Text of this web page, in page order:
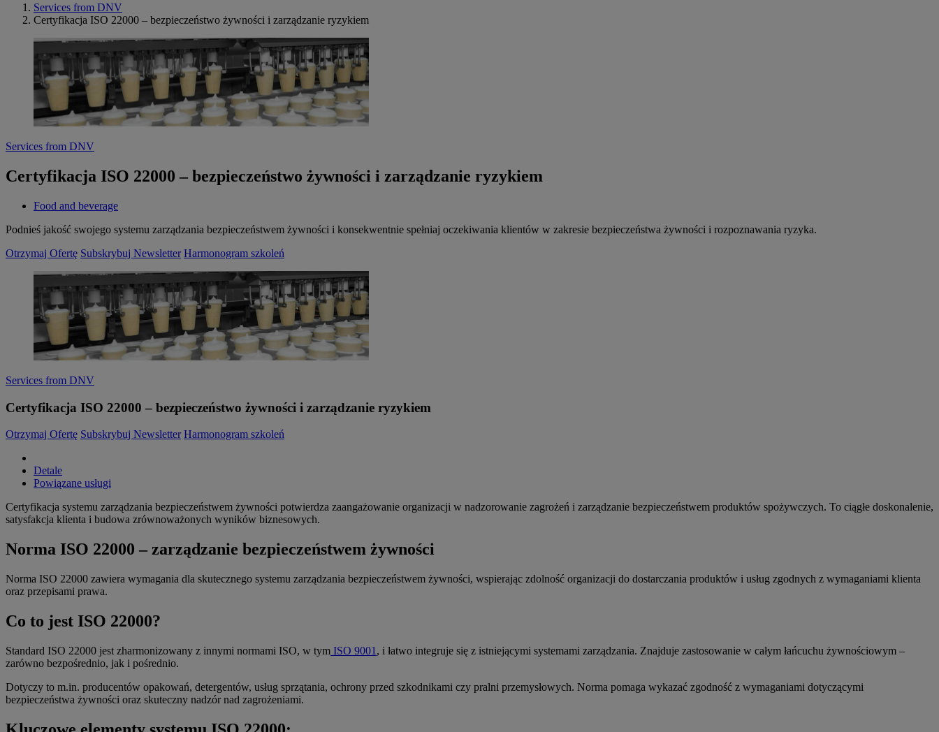
Services from DNV
Certyfikacja ISO 22000 – bezpieczeństwo żywności i zarządzanie ryzykiem
Services from DNV
Certyfikacja ISO 22000 – bezpieczeństwo żywności i zarządzanie ryzykiem
Food and beverage
Podnieś jakość swojego systemu zarządzania bezpieczeństwem żywności i konsekwentnie spełniaj oczekiwania klientów w zakresie bezpieczeństwa żywności i rozpoznawania ryzyka.
Otrzymaj Ofertę Subskrybuj Newsletter Harmonogram szkoleń
Services from DNV
Certyfikacja ISO 22000 – bezpieczeństwo żywności i zarządzanie ryzykiem
Otrzymaj Ofertę Subskrybuj Newsletter Harmonogram szkoleń
Detale
Powiązane usługi
Certyfikacja systemu zarządzania bezpieczeństwem żywności potwierdza zaangażowanie organizacji w nadzorowanie zagrożeń i zarządzanie bezpieczeństwem produktów spożywczych. To ciągłe doskonalenie,
satysfakcja klienta i budowa zrównoważonych wyników biznesowych.
Norma ISO 22000 – zarządzanie bezpieczeństwem żywności
Norma ISO 22000 zawiera wymagania dla skutecznego systemu zarządzania bezpieczeństwem żywności, wspierając zdolność organizacji do dostarczania produktów i usług zgodnych z wymaganiami klienta
oraz przepisami prawa.
Co to jest ISO 22000?
Standard ISO 22000 jest zharmonizowany z innymi normami ISO, w tym ISO 9001 , i łatwo integruje się z istniejącymi systemami zarządzania. Znajduje zastosowanie w całym łańcuchu żywnościowym –
zarówno bezpośrednio, jak i pośrednio.
Dotyczy to m.in. producentów opakowań, detergentów, usług sprzątania, ochrony przed szkodnikami czy pralni przemysłowych. Norma pomaga wykazać zgodność z wymaganiami dotyczącymi
bezpieczeństwa żywności oraz skuteczny nadzór nad zagrożeniami.